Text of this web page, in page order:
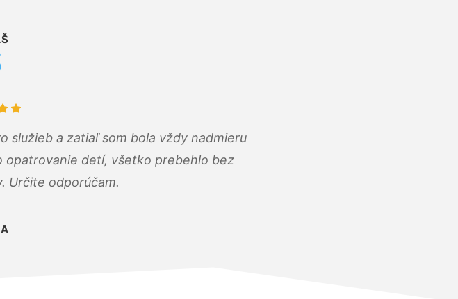
služieb a zatiaľ som bola vždy nadmieru
opatrovanie detí, všetko prebehlo bez
Určite odporúčam.